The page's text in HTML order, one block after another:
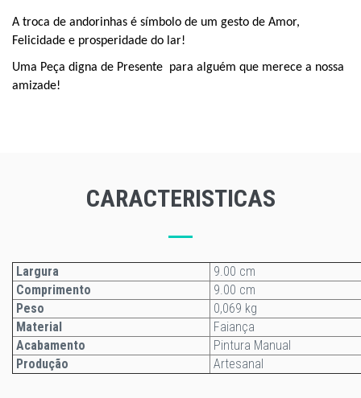
A troca de andorinhas é símbolo de um gesto de Amor,
Felicidade e prosperidade do lar!
Uma Peça digna de Presente para alguém que merece a nossa
amizade!
CARACTERISTICAS
Largura
9.00 cm
Comprimento
9.00 cm
Peso
0,069 kg
Material
Faiança
Acabamento
Pintura Manual
Produção
Artesanal